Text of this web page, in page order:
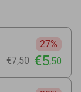
27%
€7,50 €5,50